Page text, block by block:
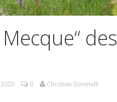
des
0 Christian Doninelli